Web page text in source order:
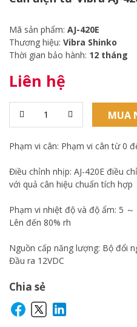
Mã sản phẩm: AJ-420E
Thương hiệu: Vibra Shinko
Thời gian bảo hành: 12 tháng
Liên hệ
MUA
Phạm vi cân: Phạm vi cân từ 0
Điều chỉnh nhịp: AJ-420E điều
với quả cân hiệu chuẩn tích hợp
Phạm vi nhiệt độ và độ ẩm: 5
Lên đến 80% rh
Nguồn cấp năng lượng: Bộ đổi
Đầu ra 12VDC
Chia sẻ